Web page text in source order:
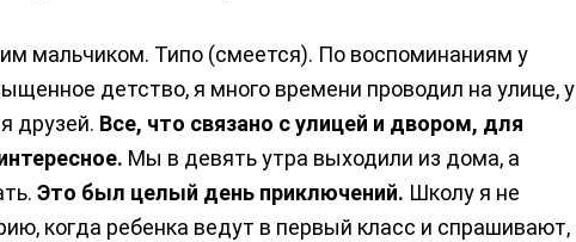
мальчиком. Типо (смеется). По воспоминаниям у
детство, я много времени проводил на улице, у
друзей. Все, что связано с улицей и двором, для
Мы в девять утра выходили из дома, а
Это был целый день приключений. Школу я не
когда ребенка ведут в первый класс и спрашивают,